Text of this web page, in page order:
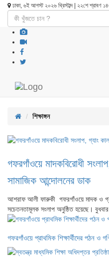
ঢাকা, ৬ই আগস্ট ২০২৬ খ্রিস্টাব্দ | ২২শে শ্রাবণ
শিক্ষাঙ্গন
গফরগাঁওয়ে মাদকবিরোধী
সামাজিক আন্দোলনের ডাক
আশরাফ আলী ফারুকী গফরগাঁওয়ে মাদক ও
সচেতনতামূলক সংলাপ অনুষ্ঠিত হয়েছে।
গফরগাঁওয়ে প্রাথমিক শিক্ষার্থীদের পঠন ও